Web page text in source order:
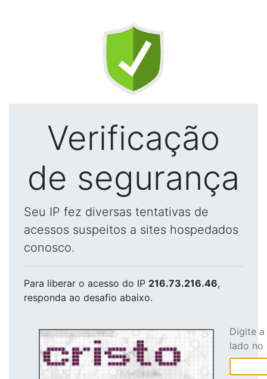
Verificação
de segurança
Seu IP fez diversas tentativas de
acessos suspeitos a sites hospedados
conosco.
Para liberar o acesso do IP 216.73.216.46,
responda ao desafio abaixo.
Digite
lado no